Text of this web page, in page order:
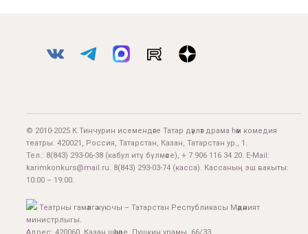
© 2010-2025 К.Тинчурин исемендәге Татар дәүләт драма һәм комедия
театры. 420021, Россия, Татарстан, Казан, Татарстан ур., 1.
Тел.: 8(843) 293-06-38 (кабул итү бүлмәсе), + 7 906 116 34 20. E-Mail:
karimkonkurs@mail.ru. 8(843) 293-03-74 (касса). Кассаның эш вакыты:
10:00 – 19:00.
Театрны гамәлгә куючы – Татарстан Республикасы Мәдәният
министрлыгы.